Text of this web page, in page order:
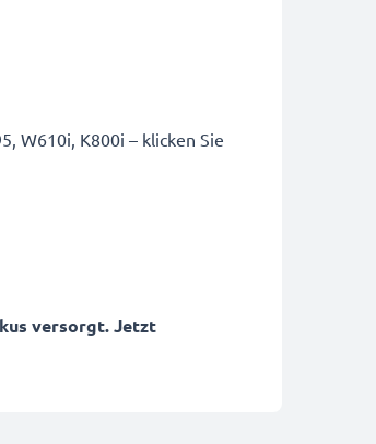
W610i, K800i – klicken Sie
versorgt. Jetzt